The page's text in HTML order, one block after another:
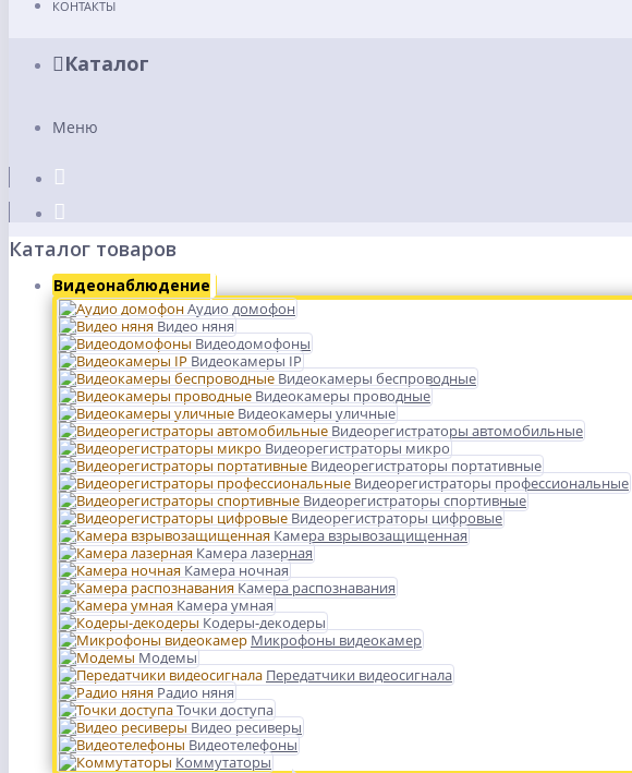
КОНТАКТЫ
Каталог
Меню
Каталог товаров
Видеонаблюдение
Аудио домофон
Видео няня
Видеодомофоны
Видеокамеры IP
Видеокамеры беспроводные
Видеокамеры проводные
Видеокамеры уличные
Видеорегистраторы автомобильные
Видеорегистраторы микро
Видеорегистраторы портативные
Видеорегистраторы профессиональные
Видеорегистраторы спортивные
Видеорегистраторы цифровые
Камера взрывозащищенная
Камера лазерная
Камера ночная
Камера распознавания
Камера умная
Кодеры-декодеры
Микрофоны видеокамер
Модемы
Передатчики видеосигнала
Радио няня
Точки доступа
Видео ресиверы
Видеотелефоны
Коммутаторы